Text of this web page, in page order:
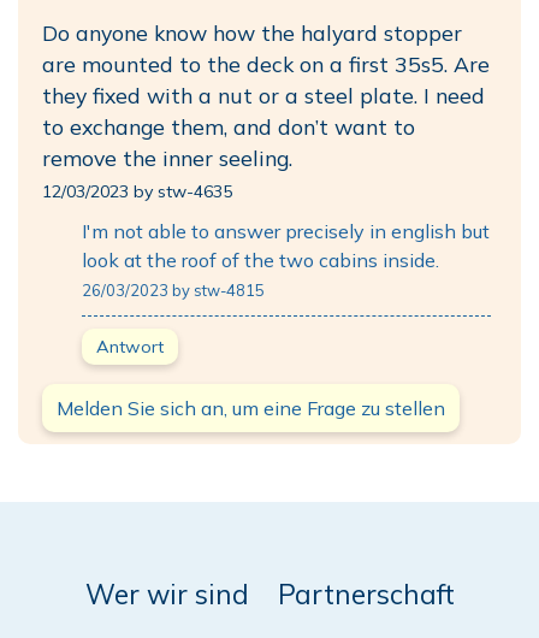
Do anyone know how the halyard stopper
are mounted to the deck on a first 35s5. Are
they fixed with a nut or a steel plate. I need
to exchange them, and don’t want to
remove the inner seeling.
12/03/2023 by stw-4635
I'm not able to answer precisely in english but
look at the roof of the two cabins inside.
26/03/2023 by stw-4815
Antwort
Melden Sie sich an, um eine Frage zu stellen
Wer wir sind Partnerschaft